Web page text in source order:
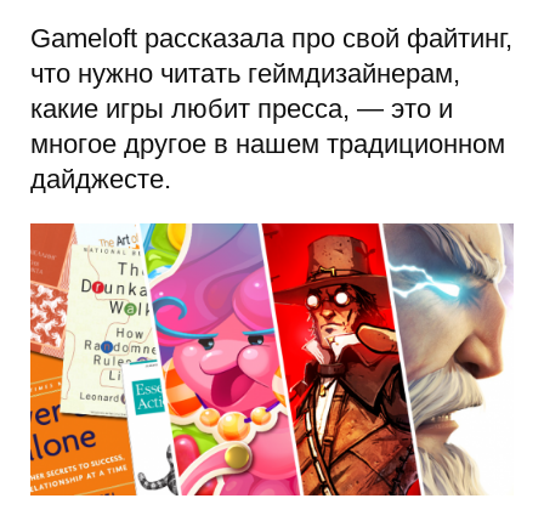
Gameloft рассказала про свой файтинг,
что нужно читать геймдизайнерам,
какие игры любит пресса, — это и
многое другое в нашем традиционном
дайджесте.